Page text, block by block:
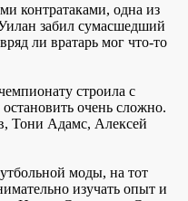
контратаками, одна из
забил сумасшедший
ли вратарь мог что-то
строила с
очень сложно.
Тони Адамс, Алексей
моды, на тот
изучать опыт и